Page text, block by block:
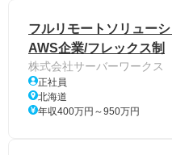
フルリモートソリュー
AWS企業/フレックス制
株式会社サーバーワークス
正社員
北海道
年収400万円～950万円